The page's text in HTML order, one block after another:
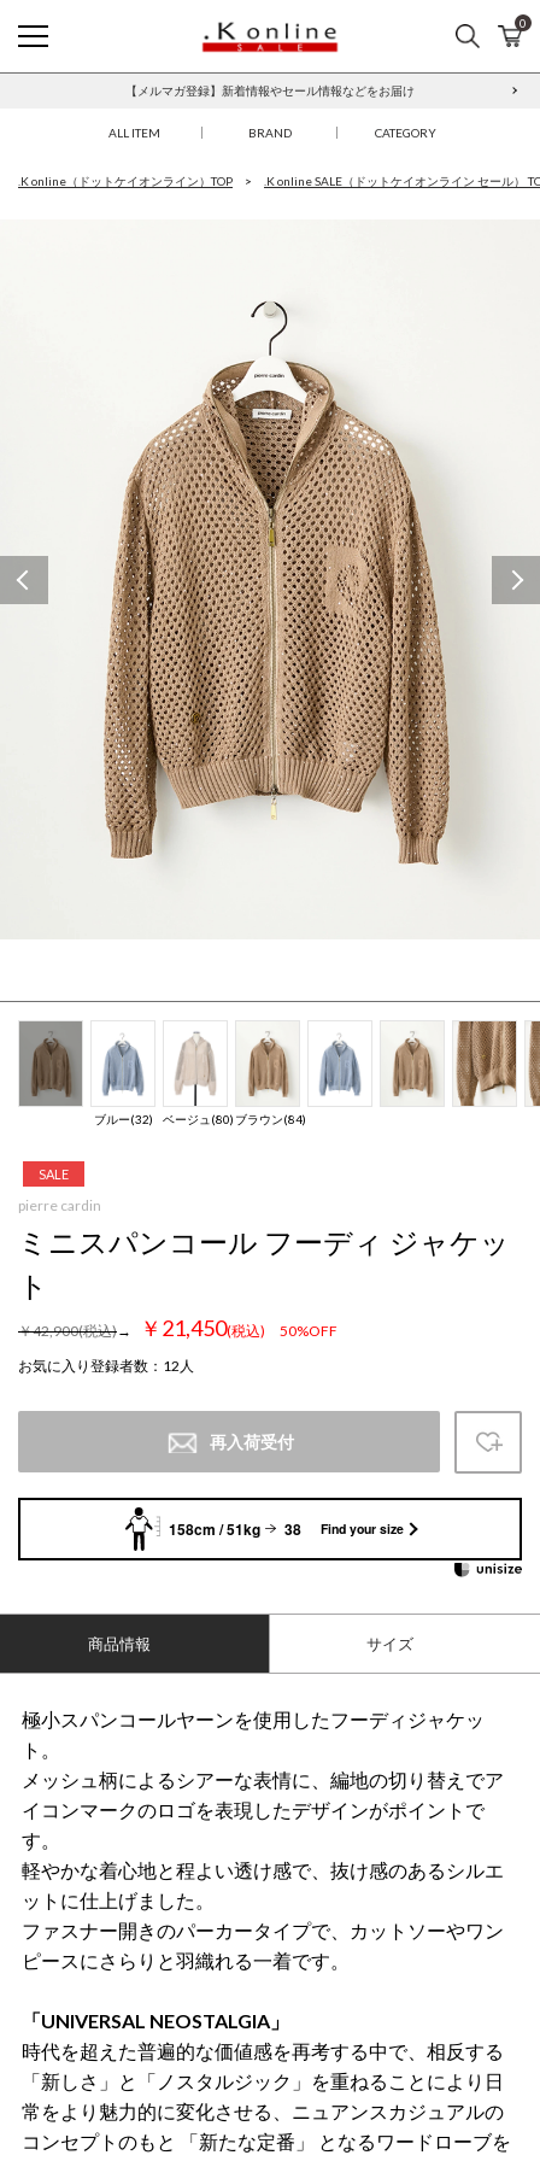
検索 カ
0
【メルマガ登録】新着情報やセール情報などをお届け
本人認証サービス「3Dセキュア2.0」について
ALL ITEM BRAND CATEGORY
.K online（ドットケイオンライン）TOP .K online SALE（ドットケイオンライン セール）
ブルー(32) ベージュ(80) ブラウン(84)
SALE
pierre cardin
ミニスパンコール フーディ ジャケッ
ト
￥42,900(税込)→ ￥21,450(税込)
50%OFF
お気に入り登録者数 ： 12 人
再入荷受付
158cm / 51kg 38 Find your size
商品情報 サイズ
極小スパンコールヤーンを使用したフーディジャケッ
ト。
メッシュ柄によるシアーな表情に、編地の切り替えでア
イコンマークのロゴを表現したデザインがポイントで
す。
軽やかな着心地と程よい透け感で、抜け感のあるシルエ
ットに仕上げました。
ファスナー開きのパーカータイプで、カットソーやワン
ピースにさらりと羽織れる一着です。
「UNIVERSAL NEOSTALGIA」
時代を超えた普遍的な価値感を再考する中で、相反する
「新しさ」と「ノスタルジック」を重ねることにより日
常をより魅力的に変化させる、ニュアンスカジュアルの
コンセプトのもと 「新たな定番」 となるワードローブを